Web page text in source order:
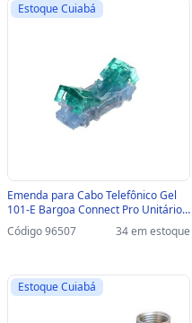
Estoque Cuiabá
Emenda para Cabo Telefônico Gel
101-E Bargoa Connect Pro Unitário -
062-1101 - 062-1101 - VENDIDO
UNITARIO
Código 96507 34 em estoque
Estoque Cuiabá